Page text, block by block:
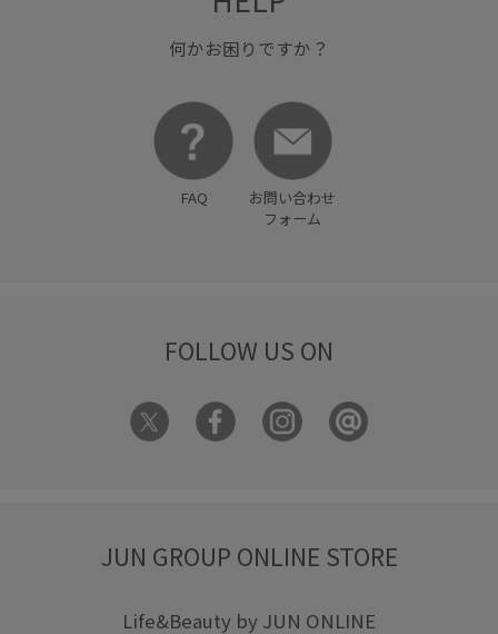
何かお困りですか？
FAQ
お問い合わせ
フォーム
FOLLOW US ON
JUN GROUP ONLINE STORE
Life&Beauty by JUN ONLINE